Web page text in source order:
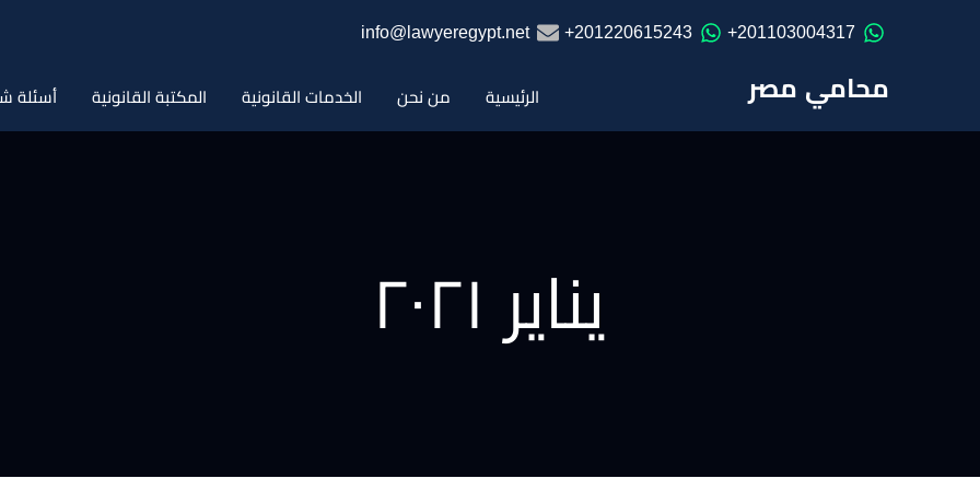
201103004317+
201220615243+
info@lawyeregypt.net
محامي مصر الرئيسية من نحن الخدمات القانونية المكتبة القانونية أسئلة
يناير ۲۰۲۱